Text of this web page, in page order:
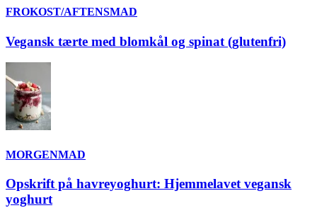
FROKOST/AFTENSMAD
Vegansk tærte med blomkål og spinat (glutenfri)
MORGENMAD
Opskrift på havreyoghurt: Hjemmelavet vegansk
yoghurt